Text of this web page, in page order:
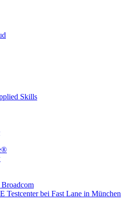
Skills
Testcenter bei Fast Lane in München